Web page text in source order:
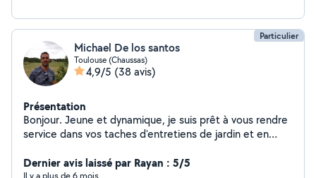
Particulier
Michael De los santos
Toulouse (Chaussas)
4,9/5 (38 avis)
Présentation
Bonjour. Jeune et dynamique, je suis prêt à vous rendre
service dans vos taches d'entretiens de jardin et en
Dernier avis laissé par Rayan : 5/5
Il y a plus de 6 mois